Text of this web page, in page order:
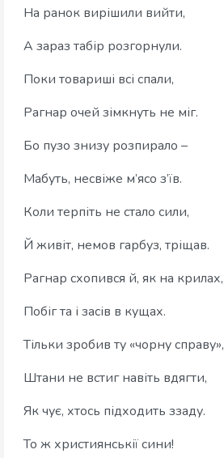
На ранок вирішили вийти,
А зараз табір розгорнули.
Поки товариші всі спали,
Рагнар очей зімкнуть не міг.
Бо пузо знизу розпирало –
Мабуть, несвіже м’ясо з’їв.
Коли терпіть не стало сили,
Й живіт, немов гарбуз, тріщав.
Рагнар схопився й, як на крилах,
Побіг та і засів в кущах.
Тільки зробив ту «чорну справу»,
Штани не встиг навіть вдягти,
Як чує, хтось підходить ззаду.
То ж християнськії сини!